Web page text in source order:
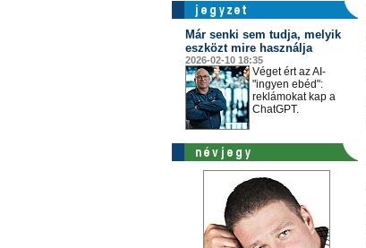
Már senki sem tudja, melyik
eszközt mire használja
2026-02-10 18:35
Véget ért az AI-
"ingyen ebéd":
reklámokat kap a
ChatGPT.